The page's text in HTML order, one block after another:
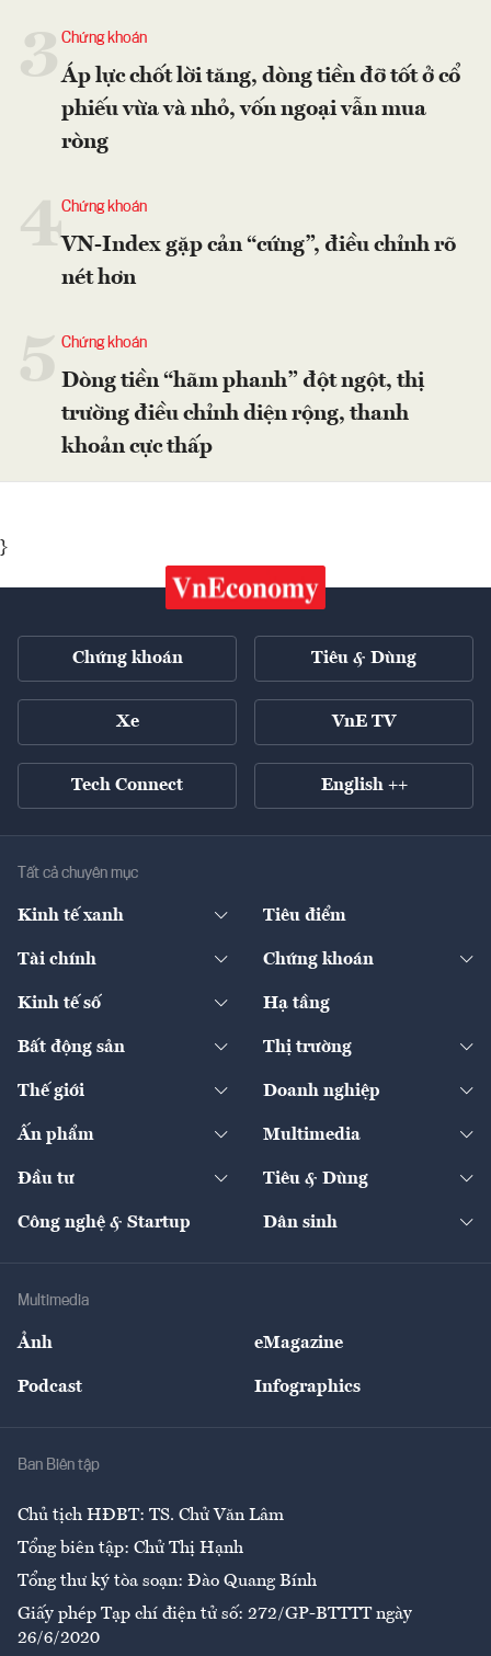
Chứng khoán
Áp lực chốt lời tăng, dòng tiền đỡ tốt ở cổ
phiếu vừa và nhỏ, vốn ngoại vẫn mua
ròng
4Chứng khoán
VN-Index gặp cản “cứng”, điều chỉnh rõ
nét hơn
Chứng khoán
Dòng tiền “hãm phanh” đột ngột, thị
trường điều chỉnh diện rộng, thanh
khoản cực thấp
}
Chứng khoán Tiêu & Dùng
Xe VnE TV
Tech Connect English ++
Tất cả chuyên mục
Kinh tế xanh
Diễn đàn
Tiêu điểm
Tài chính
Ngân hàng
Bảo hiểm
Chứng khoán
Doanh nghiệp niêm yết
Khung pháp lý
Kinh tế số
Sản phẩm - Thị trường
Start-up
Quản trị số
Hạ tầng
Bất động sản
Chính sách
Tư vấn
Thị trường
Thị trường
Nông sản
Thế giới
Kinh tế
Doanh nghiệp
Ấn phẩm
The Guide
Multimedia
Đầu tư Tiêu & Dùng
Giải trí
Công nghệ & Startup Dân sinh
Multimedia
Ảnh eMagazine
Podcast Infographics
Ban Biên tập
Chủ tịch HĐBT: TS. Chử Văn Lâm
Tổng biên tập: Chử Thị Hạnh
Tổng thư ký tòa soạn: Đào Quang Bính
Giấy phép Tạp chí điện tử số: 272/GP-BTTTT ngày
26/6/2020